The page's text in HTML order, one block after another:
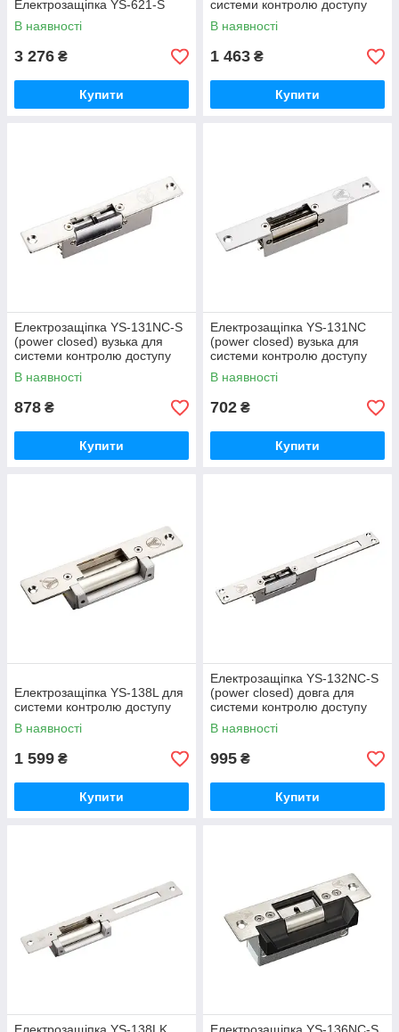
Електрозащіпка YS-621-S
В наявності
3 276 ₴
Купити
системи контролю доступу
В наявності
1 463 ₴
Купити
Електрозащіпка YS-131NC-S
(power closed) вузька для
системи контролю доступу
В наявності
878 ₴
Купити
Електрозащіпка YS-131NC
(power closed) вузька для
системи контролю доступу
В наявності
702 ₴
Купити
Електрозащіпка YS-138L для
системи контролю доступу
В наявності
1 599 ₴
Купити
Електрозащіпка YS-132NC-S
(power closed) довга для
системи контролю доступу
В наявності
995 ₴
Купити